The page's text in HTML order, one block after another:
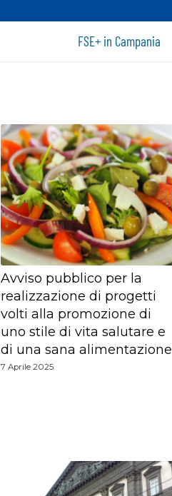
FSE+ in Campania
Avviso pubblico per la
realizzazione di progetti
volti alla promozione di
uno stile di vita salutare e
di una sana alimentazione
7 Aprile 2025